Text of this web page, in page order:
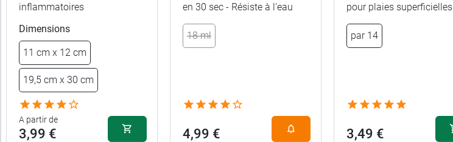
inflammatoires
Dimensions
11 cm x 12 cm
19,5 cm x 30 cm
A partir de
3,99 €
en 30 sec - Résiste à l'eau
18 ml
4,99 €
pour plaies superficielles
par 14
3,49 €